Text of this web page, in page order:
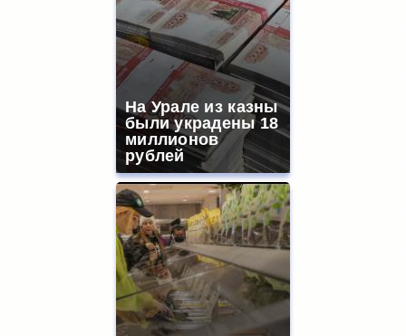
На Урале из казны
были украдены 18
миллионов
рублей